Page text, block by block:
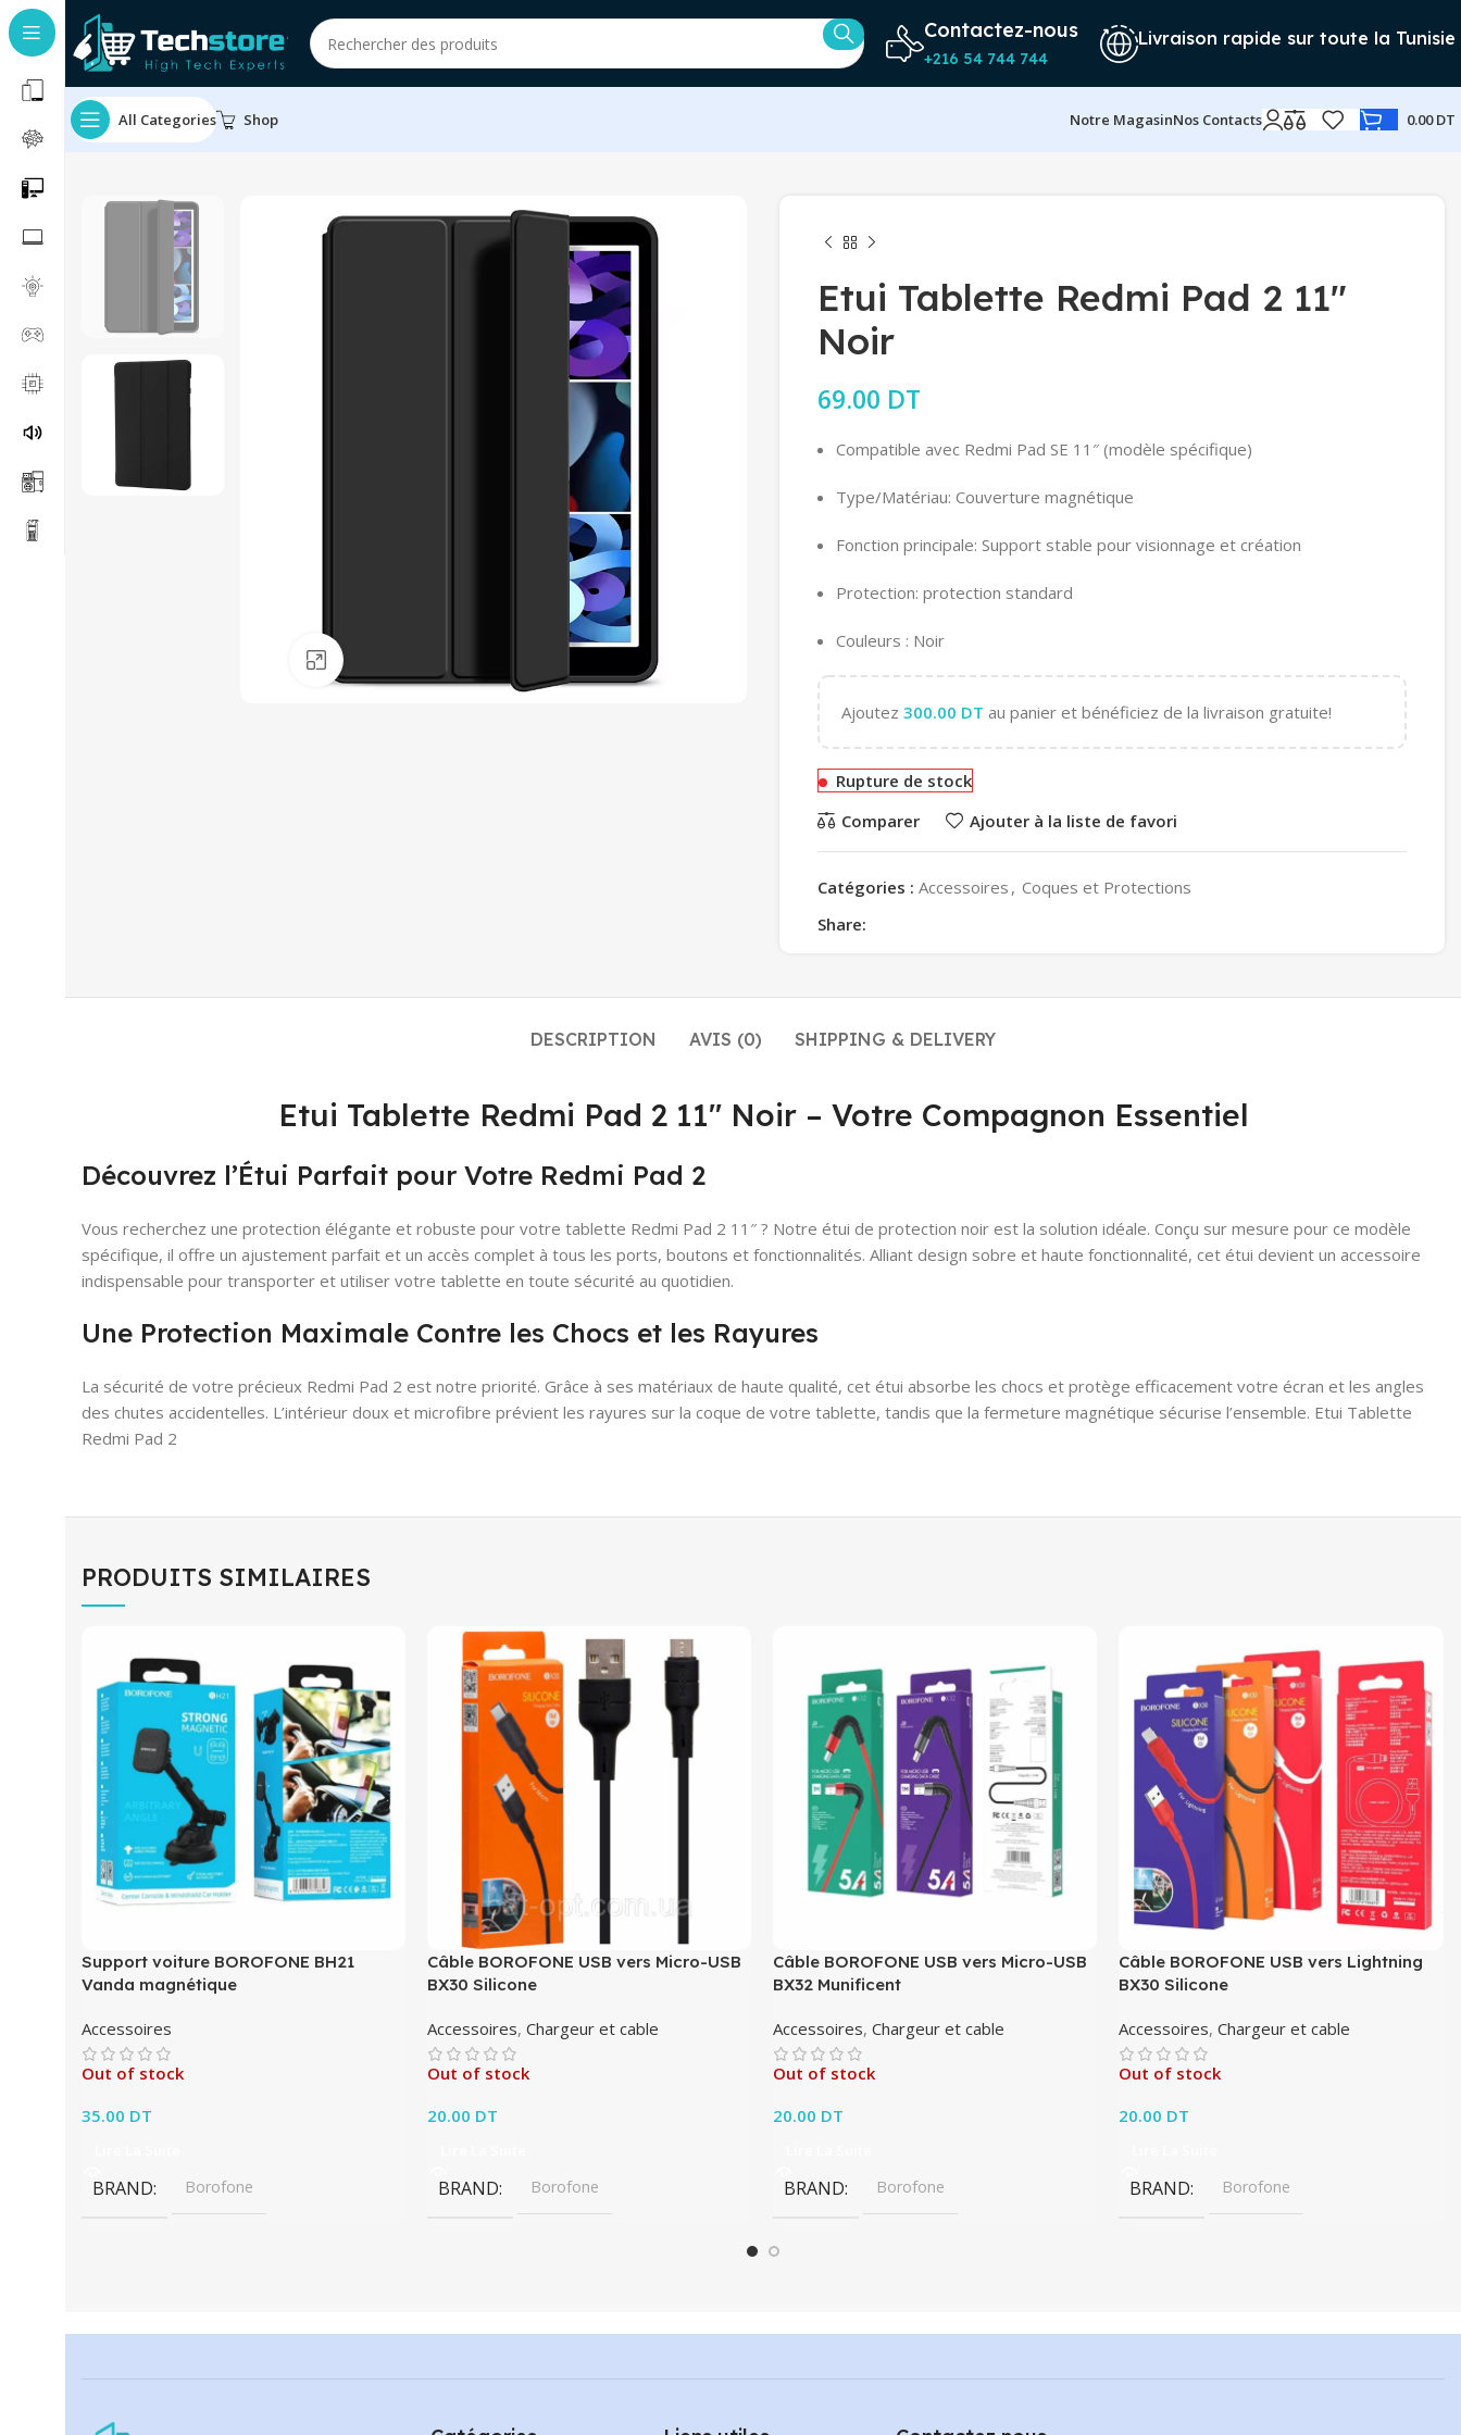
Contactez-nous
+216 54 744 744
Livraison rapide sur toute la Tunisie
All Categories Shop Notre MagasinNos Contacts 0.00DT
Click to enlarge
Etui Tablette Redmi Pad 2 11″
Noir
69.00 DT
Compatible avec Redmi Pad SE 11″ (modèle spécifique)
Type/Matériau: Couverture magnétique
Fonction principale: Support stable pour visionnage et création
Protection: protection standard
Couleurs : Noir
Ajoutez 300.00 DT au panier et bénéficiez de la livraison gratuite!
Rupture de stock
Comparer
Ajouter à la liste de favori
Catégories : Accessoires , Coques et Protections
Share:
DESCRIPTION AVIS (0) SHIPPING & DELIVERY
Etui Tablette Redmi Pad 2 11″ Noir – Votre Compagnon Essentiel
Découvrez l’Étui Parfait pour Votre Redmi Pad 2
Vous recherchez une protection élégante et robuste pour votre tablette Redmi Pad 2 11″ ? Notre étui de protection noir est la solution idéale. Conçu sur mesure pour ce modèle
spécifique, il offre un ajustement parfait et un accès complet à tous les ports, boutons et fonctionnalités. Alliant design sobre et haute fonctionnalité, cet étui devient un accessoire
indispensable pour transporter et utiliser votre tablette en toute sécurité au quotidien.
Une Protection Maximale Contre les Chocs et les Rayures
La sécurité de votre précieux Redmi Pad 2 est notre priorité. Grâce à ses matériaux de haute qualité, cet étui absorbe les chocs et protège efficacement votre écran et les angles
des chutes accidentelles. L’intérieur doux et microfibre prévient les rayures sur la coque de votre tablette, tandis que la fermeture magnétique sécurise l’ensemble. Etui Tablette
Redmi Pad 2
PRODUITS SIMILAIRES
Support voiture BOROFONE BH21
Vanda magnétique
Accessoires
Out of stock
35.00 DT
BRAND Borofone
Câble BOROFONE USB vers Micro-USB
BX30 Silicone
Accessoires,Chargeur et cable
Out of stock
20.00 DT
BRAND Borofone
Câble BOROFONE USB vers Micro-USB
BX32 Munificent
Accessoires,Chargeur et cable
Out of stock
20.00 DT
BRAND Borofone
Câble BOROFONE USB vers Lightning
BX30 Silicone
Accessoires,Chargeur et cable
Out of stock
20.00 DT
BRAND Borofone